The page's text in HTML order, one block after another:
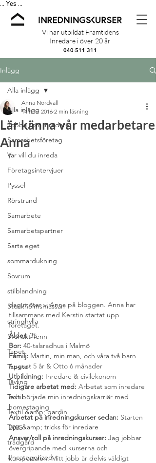
Yes
Vi har utbildat Framtidens
Inredare i över 20 år
040-511 311
Inlägg
Alla inlägg
Jobba som inredare
Samarbetsföretag
Var vill du inreda
Företagsintervjuer
Pyssel
Rörstrand
Samarbete
Samarbetspartner
Sarta eget
sommardukning
Sovrum
stilblandning
Stockholmsmässan
stringhylla
Svenskt Tenn
Tapet
Tapeter
Tävling
Textil
Textil &amp; gardin
Tips &amp; tricks för inredare
trädgård
Uncategorized
Alla inlägg
Lär känna vår medarbetare
Anna
Anna Nordvall
14 nov. 2016 2 min läsning
I
dag möter vi Anna på bloggen. Anna har
tillsammans med Kerstin startat upp
företaget.
Ålder: 35
Bor: 40-talsradhus i Malmö
Familj: Martin, min man, och våra två barn
August 5 år & Otto 6 månader
Utbildning: Inredare & civilekonom
Tidigare arbetat med: Arbetat som inredare
och började min inredningskarriär med
homestaging
Arbetat på inredningskurser sedan: Starten
2005
Ansvar/roll på inredningskurser: Jag jobbar
övergripande med kurserna och
kursportalen. Mitt jobb är delvis väldigt